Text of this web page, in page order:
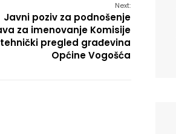
Next:
Javni poziv za podnošenje
za imenovanje Komisije
pregled građevina
Općine Vogošća